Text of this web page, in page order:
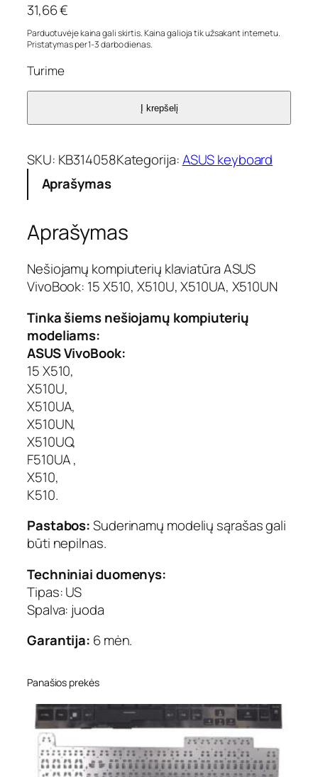
31,66€
Parduotuvėje kaina gali skirtis. Kaina galioja tik užsakant internetu.
Pristatymas per 1-3 darbo dienas.
Turime
Į krepšelį
SKU: KB314058Kategorija:ASUS keyboard
Aprašymas
Aprašymas
Nešiojamų kompiuterių klaviatūra ASUS
VivoBook: 15 X510, X510U, X510UA, X510UN
Tinka šiems nešiojamų kompiuterių
modeliams:
ASUS VivoBook:
15 X510,
X510U,
X510UA,
X510UN,
X510UQ,
F510UA ,
X510,
K510.
Pastabos:Suderinamų modelių sąrašas gali
būti nepilnas.
Techniniai duomenys:
Tipas: US
Spalva: juoda
Garantija: 6 mėn.
Panašios prekės